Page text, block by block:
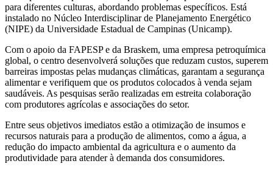
para diferentes culturas, abordando problemas específicos. Está
instalado no Núcleo Interdisciplinar de Planejamento Energético
(NIPE) da Universidade Estadual de Campinas (Unicamp).
Com o apoio da FAPESP e da Braskem, uma empresa petroquímica
global, o centro desenvolverá soluções que reduzam custos, superem
barreiras impostas pelas mudanças climáticas, garantam a segurança
alimentar e verifiquem que os produtos colocados à venda sejam
saudáveis. As pesquisas serão realizadas em estreita colaboração
com produtores agrícolas e associações do setor.
Entre seus objetivos imediatos estão a otimização de insumos e
recursos naturais para a produção de alimentos, como a água, a
redução do impacto ambiental da agricultura e o aumento da
produtividade para atender à demanda dos consumidores.